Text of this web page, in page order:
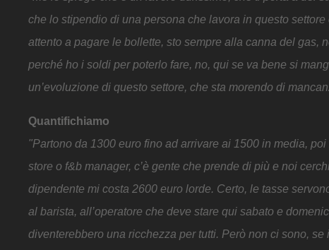
che lo stipendio di una persona che lavora in questo
attento a pagare le bollette, sto sempre alla canna del gas,
perché ho i soldi per poterlo fare, no, qui se va bene si
un’evoluzione di questo settore, che sta morendo di
Quantifichiamo
"Partono da 1300 euro fino ad arrivare ai 1500 in media,
store o f&b manager, c’è gente che prende di più e noi
dipendente mi costa 2600 euro lorde. Certo, le tasse
al barista, all’operatore che deve stare qui sabato e
diventerebbero una ricchezza per tutti. Però non ci sono,